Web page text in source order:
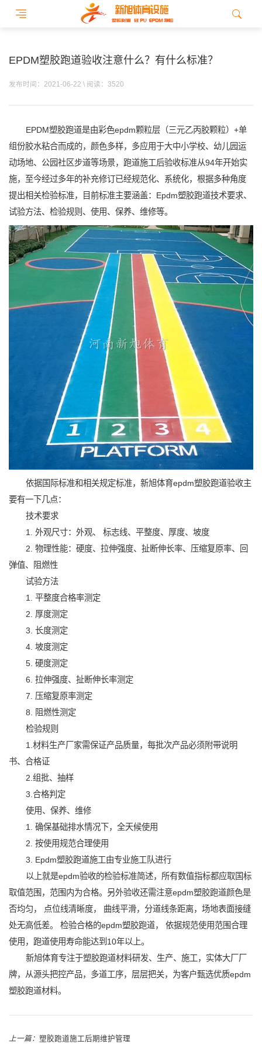
EPDM塑胶跑道验收注意什么？有什么标准？
发布时间：2021-06-22 \ 阅读：3520
EPDM塑胶跑道是由彩色epdm颗粒层（三元乙丙胶颗粒）+单
组份胶水粘合而成的，颜色多样，多应用于大中小学校、幼儿园运
动场地、公园社区步道等场景，跑道施工后验收标准从94年开始实
施，至今经过多年的补充修订已经规范化、系统化，根据多种角度
提出相关检验标准，目前标准主要涵盖：Epdm塑胶跑道技术要求、
试验方法、检验规则、使用、保养、维修等。
依据国际标准和相关规定标准，新旭体育epdm塑胶跑道验收主
要有一下几点：
技术要求
1. 外观尺寸：外观、 标志线、平整度、厚度、坡度
2. 物理性能：硬度、拉伸强度、扯断伸长率、压缩复原率、回
弹值、阻燃性
试验方法
1. 平整度合格率测定
2. 厚度测定
3. 长度测定
4. 坡度测定
5. 硬度测定
6. 拉伸强度、扯断伸长率测定
7. 压缩复原率测定
8. 阻燃性测定
检验规则
1.材料生产厂家需保证产品质量，每批次产品必须附带说明
书、合格证
2.组批、抽样
3.合格判定
使用、保养、维修
1. 确保基础排水情况下，全天候使用
2. 按使用规范合理使用
3. Epdm塑胶跑道施工由专业施工队进行
以上就是epdm验收的检验标准简述，所有数值指标都应取国标
取值范围，范围内为合格。另外验收还需注意epdm塑胶跑道颜色是
否均匀， 点位线清晰度， 曲线平滑，分道线条距离，场地表面接缝
处无高低差。 检验合格的epdm塑胶跑道， 依据规范使用范围合理
使用，跑道使用寿命能达到10年以上。
新旭体育专注于塑胶跑道材料研发、生产、施工，实体大厂厂
牌，从源头把控产品，多道工序，层层把关，为客户甄选优质epdm
塑胶跑道材料。
上一篇： 塑胶跑道施工后期维护管理